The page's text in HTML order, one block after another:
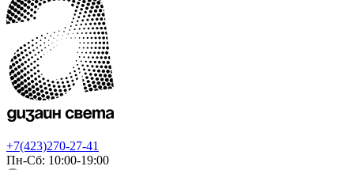
+7(423)270-27-41
Пн-Сб: 10:00-19:00